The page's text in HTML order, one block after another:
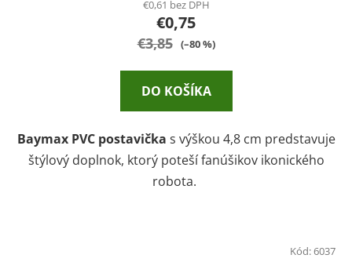
€0,61 bez DPH
€0,75
€3,85 (–80 %)
DO KOŠÍKA
Baymax PVC postavička s výškou 4,8 cm predstavuje
štýlový doplnok, ktorý poteší fanúšikov ikonického
robota.
Kód:6037